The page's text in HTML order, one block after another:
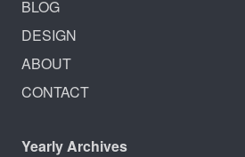
BLOG
DESIGN
ABOUT
CONTACT
Yearly Archives